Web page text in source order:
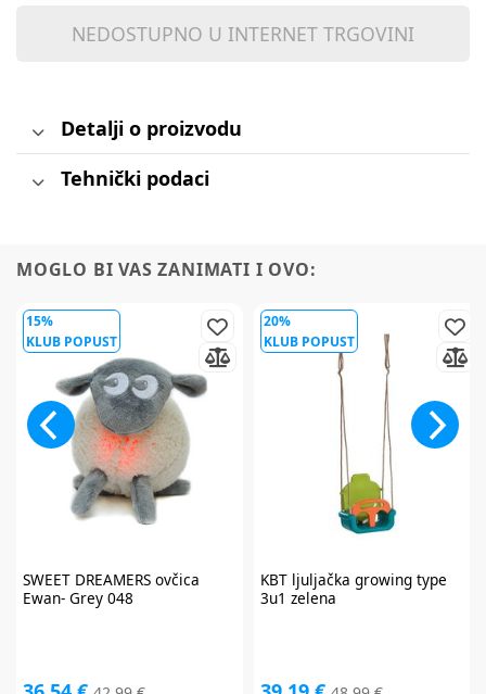
NEDOSTUPNO U INTERNET TRGOVINI
Detalji o proizvodu
Tehnički podaci
MOGLO BI VAS ZANIMATI I OVO:
15%
KLUB POPUST
SWEET DREAMERSovčica
Ewan- Grey 048
20%
KLUB POPUST
KBTljuljačka growing type
3u1 zelena